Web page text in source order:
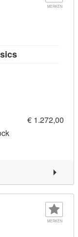
MERKEN
Kursdetail:
€ 1.272,00
MERKEN